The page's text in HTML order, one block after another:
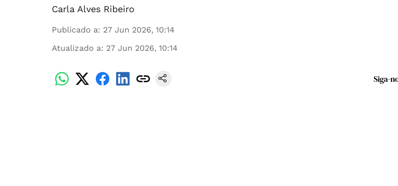
Carla Alves Ribeiro
Publicado a: 27 Jun 2026, 10:14
Atualizado a: 27 Jun 2026, 10:14
Siga-